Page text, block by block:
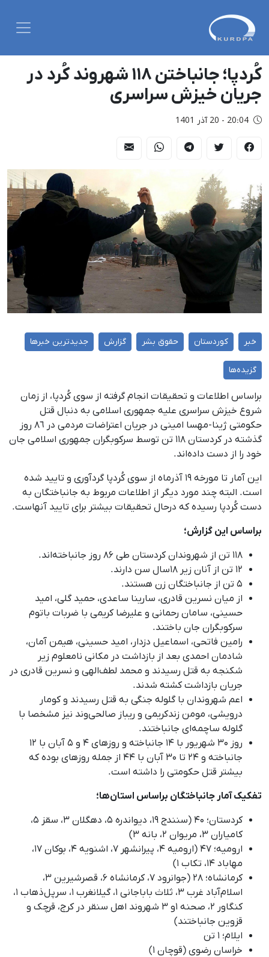
کُردپا؛ جانباختن ۱۱۸ شهروند کُرد در
جریان خیزش سراسری
20:04 - 20 آذر 1401
خبر کوردستان حقوق بشر گزارش جدیدترین خبرها
گزیده‌ها
براساس اطلاعات و تحقیقات انجام گرفته از سوی کُردپا، از زمان
شروع خیزش سراسری علیه جمهوری اسلامی به ‌دنبال قتل
حکومتی ژینا-مهسا امینی در جریان اعتراضات مردمی در ٨٦ روز
گذشته در کردستان ١١٨ تن توسط سرکوبگران جمهوری اسلامی جان
خود را از دست داده‌اند.
این آمار تا مورخه ۱۹ آذرماه از سوی کُردپا گردآوری و تایید شده‌
است. البته چند مورد دیگر از اطلاعات مربوط به جانباختگان به‌
دست کُردپا رسیده که درحال تحقیقات بیشتر برای تایید آنهاست.
براساس این گزارش؛
۱۱۸ تن از شهروندان کردستان طی ۸۶ روز جانباخته‌اند.
۱۲ تن از آنان زیر ۱۸سال سن دارند.
۵ تن از جانباختگان زن هستند.
از میان نسرین قادری، سارینا ساعدی، حمید گلی، امید
حسینی، سامان رحمانی و علیرضا کریمی با ضربات باتوم
سرکوبگران جان باختند.
رامین فاتحی، اسماعیل دزدار، امید حسینی، هیمن آمان،
شادمان احمدی بعد از بازداشت در مکانی نامعلوم زیر
شکنجه به قتل رسیدند و محمد لطف‌الهی و نسرین قادری در
جریان بازداشت کشته شدند.
اعم شهروندان با گلوله جنگی به قتل رسیدند و کومار
درویشی، مومن زندکریمی و ریباز صالحی‌وند نیز مشخصا با
گلوله ساچمه‌ای جانباختند.
روز ۳۰ شهریور با ۱۴ جانباخته و روزهای ۴ و ۵ آبان با ۱۲
جانباخته و ۲۴ تا ۳۰ آبان با ۴۴ از جمله روزهای بوده که
بیشتر قتل حکومتی را داشته است.
تفکیک آمار جانباختگان براساس استان‌ها؛
کردستان؛ ۴۰ (سنندج ۱۹، دیواندره ۵، دهگلان ۳، سقز ۵،
کامیاران ۳، مریوان ۲، بانه ۳)
ارومیه؛ ۴۷ (ارومیه ۴، پیرانشهر ۷، اشنویه ۴، بوکان ۱۷،
مهاباد ۱۴، تکاب ۱)
کرمانشاه؛ ۲۸ (جوانرود ۷، کرمانشاه ۶، قصرشیرین ۳،
اسلام‌آباد غرب ۳، ثلاث باباجانی ۱، گیلانغرب ۱، سرپل‌ذهاب ۱،
کنگاور ۲، صحنه ۱و ۳ شهروند اهل سنقر در کرج، قرچک و
قزوین جانباختند)
ایلام؛ ۱ تن
خراسان رضوی (قوچان ۱)